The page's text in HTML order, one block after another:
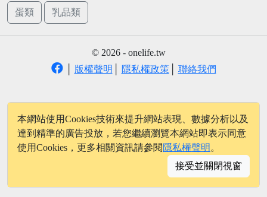
蛋類 乳品類
© 2026 - onelife.tw
版權聲明 隱私權政策│ 聯絡我們
本網站使用Cookies技術來提升網站表現、數據分析以及
達到精準的廣告投放，若您繼續瀏覽本網站即表示同意
使用Cookies，更多相關資訊請參閱 隱私權聲明 。
接受並關閉視窗